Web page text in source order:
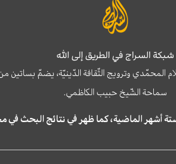
شبكة السراج في الطريق إلى الله
المحمّدي وترويج الثّقافة الدّينيّة، يضمّ
سماحة الشّيخ حبيب الكاظمي.